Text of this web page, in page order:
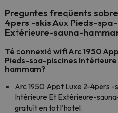
Preguntes freqüents
4pers -skis Aux Pieds-
Extérieure-sauna-
Té connexió wifi Arc 1950
Pieds-spa-piscines
hammam?
Arc 1950 Appt Luxe 2-4pers -
Intérieure Et Extérieure-
gratuït en tot l'hotel.